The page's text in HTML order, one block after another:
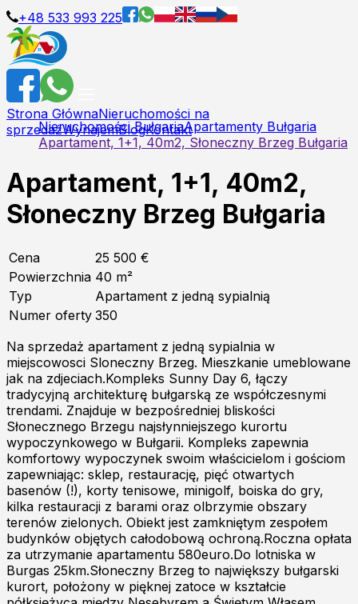
+48 533 993 225
Strona GłównaNieruchomości na
sprzedażWynajemBlogKontakt
Nieruchomości BułgariaApartamenty Bułgaria
Apartament, 1+1, 40m2, Słoneczny Brzeg Bułgaria
Apartament, 1+1, 40m2,
Słoneczny Brzeg Bułgaria
Cena
25 500 €
Powierzchnia 40 m²
Typ
Apartament z jedną sypialnią
Numer oferty 350
Na sprzedaż apartament z jedną sypialnia w
miejscowosci Sloneczny Brzeg. Mieszkanie umeblowane
jak na zdjeciach.Kompleks Sunny Day 6, łączy
tradycyjną architekturę bułgarską ze współczesnymi
trendami. Znajduje w bezpośredniej bliskości
Słonecznego Brzegu najsłynniejszego kurortu
wypoczynkowego w Bułgarii. Kompleks zapewnia
komfortowy wypoczynek swoim właścicielom i gościom
zapewniając: sklep, restaurację, pięć otwartych
basenów (!), korty tenisowe, minigolf, boiska do gry,
kilka restauracji z barami oraz olbrzymie obszary
terenów zielonych. Obiekt jest zamkniętym zespołem
budynków objętych całodobową ochroną.Roczna opłata
za utrzymanie apartamentu 580euro.Do lotniska w
Burgas 25km.Słoneczny Brzeg to największy bułgarski
kurort, położony w pięknej zatoce w kształcie